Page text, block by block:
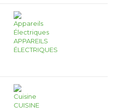
APPAREILS
ÉLECTRIQUES
CUISINE